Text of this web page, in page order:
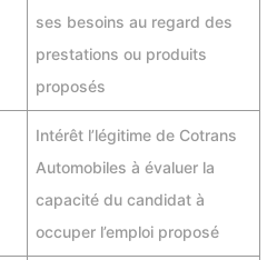
ses besoins au regard des
prestations ou produits
proposés
Intérêt l’légitime de Cotrans
Automobiles à évaluer la
capacité du candidat à
occuper l’emploi proposé